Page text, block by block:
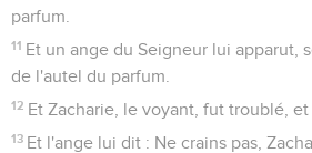
parfum.
11 Et un ange du Seigneur lui apparut,
de l'autel du parfum.
12 Et Zacharie, le voyant, fut troublé, et
13 Et l'ange lui dit : Ne crains pas,